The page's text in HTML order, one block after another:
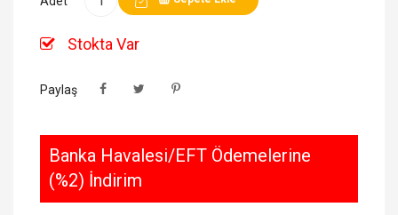
Stokta Var
Paylaş
Banka Havalesi/EFT Ödemelerine
(%2) İndirim